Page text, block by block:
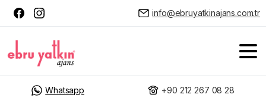
info@ebruyatkinajans.com.tr
Whatsapp +90 212 267 08 28